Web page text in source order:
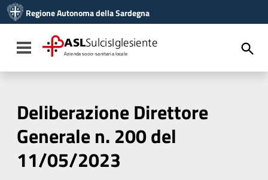
Vai al menu di navigazione
Vai al footer
Regione Autonoma della Sardegna
Toggle navigation
ASLSulcisIglesiente
Azienda socio-sanitaria locale
Deliberazione Direttore
Generale n. 200 del
11/05/2023